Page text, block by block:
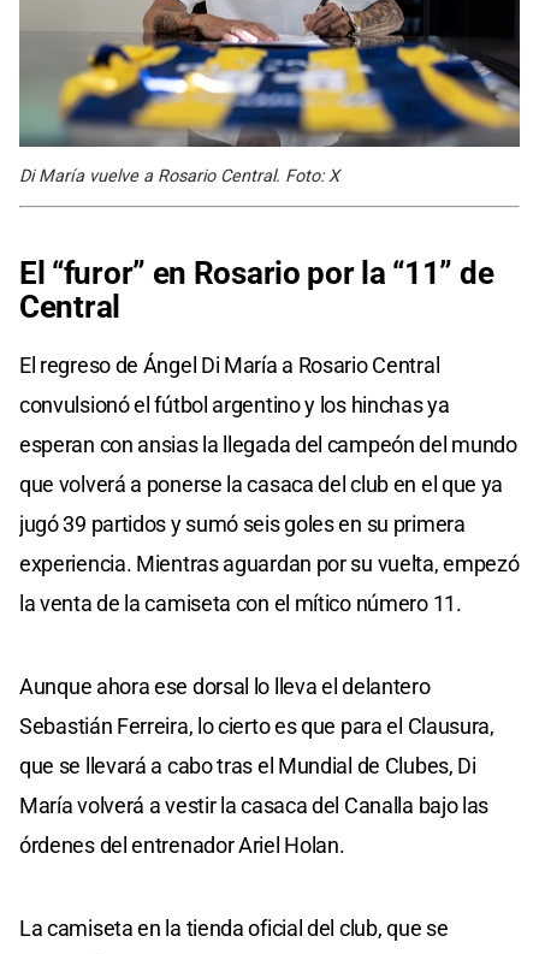
Di María vuelve a Rosario Central. Foto: X
El “furor” en Rosario por la “11” de
Central
El regreso de Ángel Di María a Rosario Central
convulsionó el fútbol argentino y los hinchas ya
esperan con ansias la llegada del campeón del mundo
que volverá a ponerse la casaca del club en el que ya
jugó 39 partidos y sumó seis goles en su primera
experiencia. Mientras aguardan por su vuelta, empezó
la venta de la camiseta con el mítico número 11.
Aunque ahora ese dorsal lo lleva el delantero
Sebastián Ferreira, lo cierto es que para el Clausura,
que se llevará a cabo tras el Mundial de Clubes, Di
María volverá a vestir la casaca del Canalla bajo las
órdenes del entrenador Ariel Holan.
La camiseta en la tienda oficial del club, que se